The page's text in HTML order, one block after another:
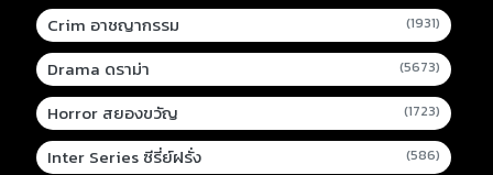
Crim อาชญากรรม (1931)
Drama ดราม่า (5673)
Horror สยองขวัญ (1723)
Inter Series ซีรี่ย์ฝรั่ง (586)